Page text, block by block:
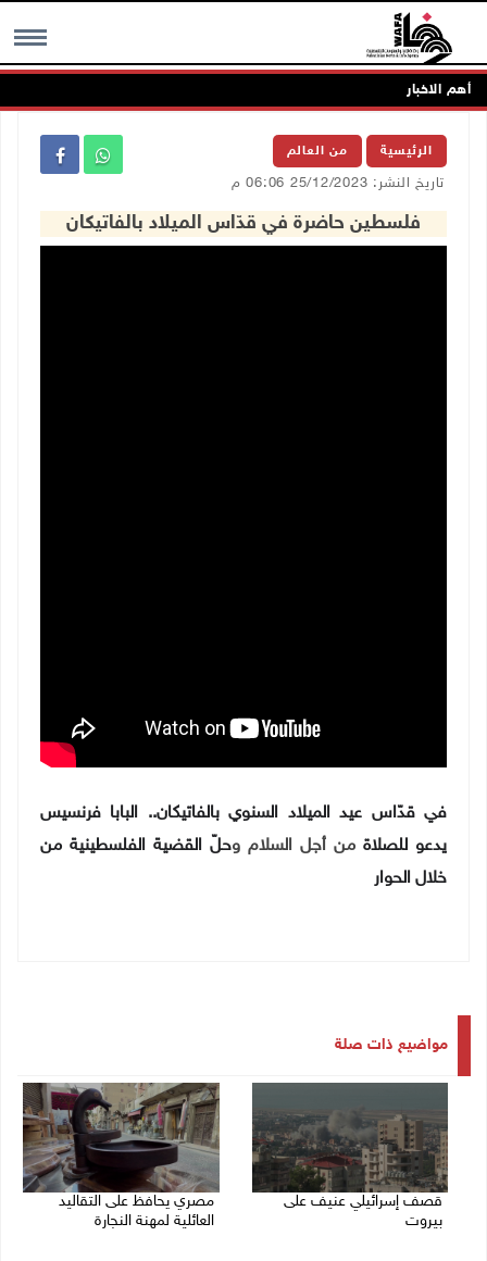
MENU أهم الاخبار
الرئيسية من العالم
تاريخ النشر: 25/12/2023 06:06 م
فلسطين حاضرة في قدّاس الميلاد بالفاتيكان
في قدّاس عيد الميلاد السنوي بالفاتيكان.. البابا فرنسيس
يدعو للصلاة من أجل السلام وحلّ القضية الفلسطينية من
خلال الحوار
مواضيع ذات صلة
قصف إسرائيلي عنيف على
بيروت
مصري يحافظ على التقاليد
العائلية لمهنة النجارة